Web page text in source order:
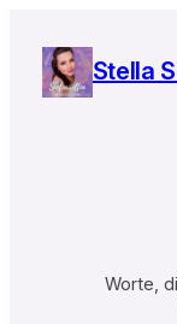
Inhalt
springen
Stella
Worte,